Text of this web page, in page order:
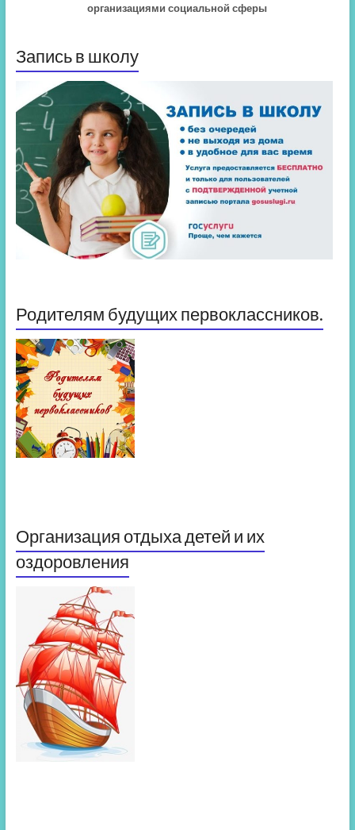
организациями социальной сферы
Запись в школу
Родителям будущих первоклассников.
Организация отдыха детей и их
оздоровления